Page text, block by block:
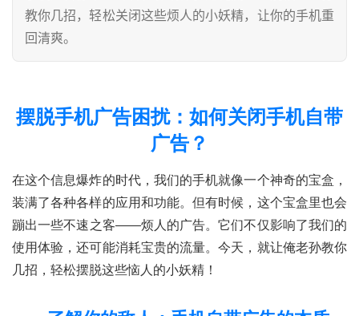
教你几招，轻松关闭这些烦人的小妖精，让你的手机重
回清爽。
摆脱手机广告困扰：如何关闭手机自带
广告？
在这个信息爆炸的时代，我们的手机就像一个神奇的宝盒，
装满了各种各样的应用和功能。但有时候，这个宝盒里也会
蹦出一些不速之客——烦人的广告。它们不仅影响了我们的
使用体验，还可能消耗宝贵的流量。今天，就让俺老孙教你
几招，轻松摆脱这些恼人的小妖精！